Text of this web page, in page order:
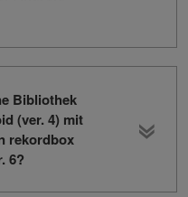
Bibliothek
(ver. 4) mit
rekordbox
6?